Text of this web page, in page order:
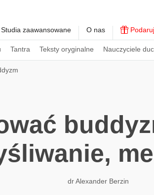
Tantra Teksty oryginalne Nauczyciele
Studia zaawansowane O nas Podaruj
dr Alexander Berzin